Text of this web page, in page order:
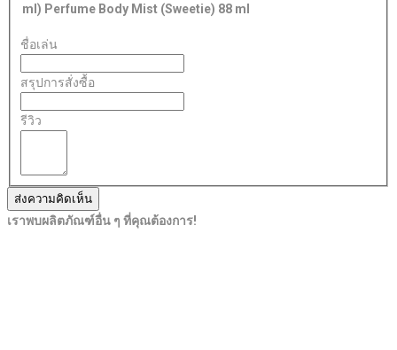
ml) Perfume Body Mist (Sweetie) 88 ml
ชื่อเล่น
สรุปการสั่งซื้อ
รีวิว
ส่งความคิดเห็น
เราพบผลิตภัณฑ์อื่น ๆ ที่คุณต้องการ!